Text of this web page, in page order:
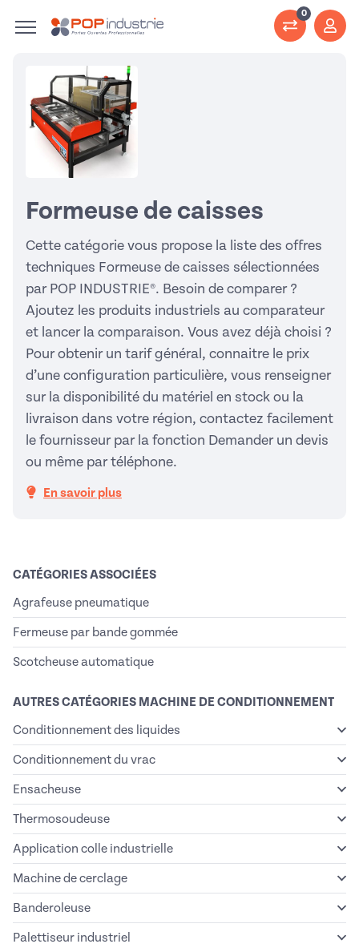
0
Formeuse de caisses
Cette catégorie vous propose la liste des offres
techniques Formeuse de caisses sélectionnées
par POP INDUSTRIE®. Besoin de comparer ?
Ajoutez les produits industriels au comparateur
et lancer la comparaison. Vous avez déjà choisi ?
Pour obtenir un tarif général, connaitre le prix
d’une configuration particulière, vous renseigner
sur la disponibilité du matériel en stock ou la
livraison dans votre région, contactez facilement
le fournisseur par la fonction Demander un devis
ou même par téléphone.
En savoir plus
CATÉGORIES ASSOCIÉES
Agrafeuse pneumatique
Fermeuse par bande gommée
Scotcheuse automatique
AUTRES CATÉGORIES MACHINE DE CONDITIONNEMENT
Conditionnement des liquides
Conditionnement du vrac
Ensacheuse
Thermosoudeuse
Application colle industrielle
Machine de cerclage
Banderoleuse
Palettiseur industriel